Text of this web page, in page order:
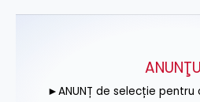
►ANUNȚ de selecție pentru